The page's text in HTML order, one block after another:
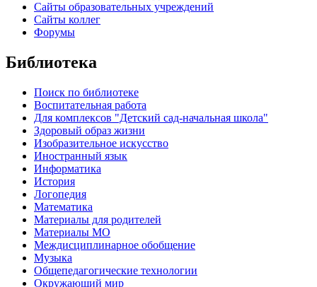
Сайты образовательных учреждений
Сайты коллег
Форумы
Библиотека
Поиск по библиотеке
Воспитательная работа
Для комплексов "Детский сад-начальная школа"
Здоровый образ жизни
Изобразительное искусство
Иностранный язык
Информатика
История
Логопедия
Математика
Материалы для родителей
Материалы МО
Междисциплинарное обобщение
Музыка
Общепедагогические технологии
Окружающий мир